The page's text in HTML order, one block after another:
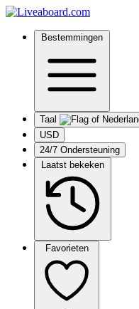
Bestemmingen
Taal
USD
24/7 Ondersteuning
Laatst bekeken
Favorieten